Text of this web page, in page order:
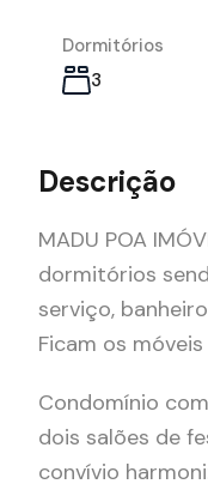
Dormitórios
3
Descrição
MADU POA
dormitórios
serviço,
Ficam os
Condomínio
dois salões de
convívio